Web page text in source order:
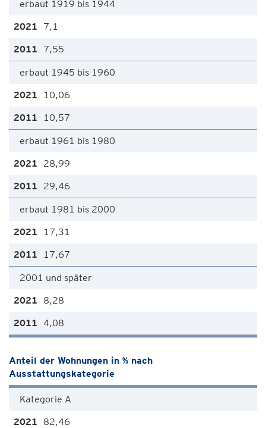
erbaut 1919 bis 1944
7,1
7,55
erbaut 1945 bis 1960
10,06
10,57
erbaut 1961 bis 1980
28,99
29,46
erbaut 1981 bis 2000
17,31
17,67
2001 und später
8,28
4,08
Anteil der Wohnungen in % nach
Ausstattungskategorie
Kategorie A
82,46